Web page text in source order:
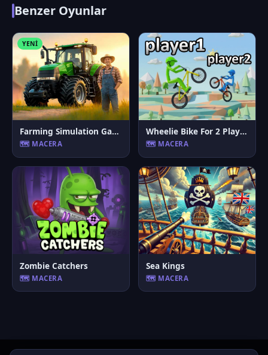
Benzer Oyunlar
YENI
Farming Simulation Game
🗺️ MACERA
Wheelie Bike For 2 Players
🗺️ MACERA
Zombie Catchers
🗺️ MACERA
Sea Kings
🗺️ MACERA